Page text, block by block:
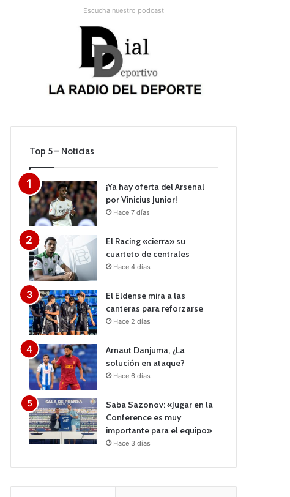
Escucha nuestro podcast
Top 5 – Noticias
¡Ya hay oferta del Arsenal
por Vinicius Junior!
Hace 7 días
El Racing «cierra» su
cuarteto de centrales
Hace 4 días
El Eldense mira a las
canteras para reforzarse
Hace 2 días
Arnaut Danjuma, ¿La
solución en ataque?
Hace 6 días
Saba Sazonov: «Jugar en la
Conference es muy
importante para el equipo»
Hace 3 días